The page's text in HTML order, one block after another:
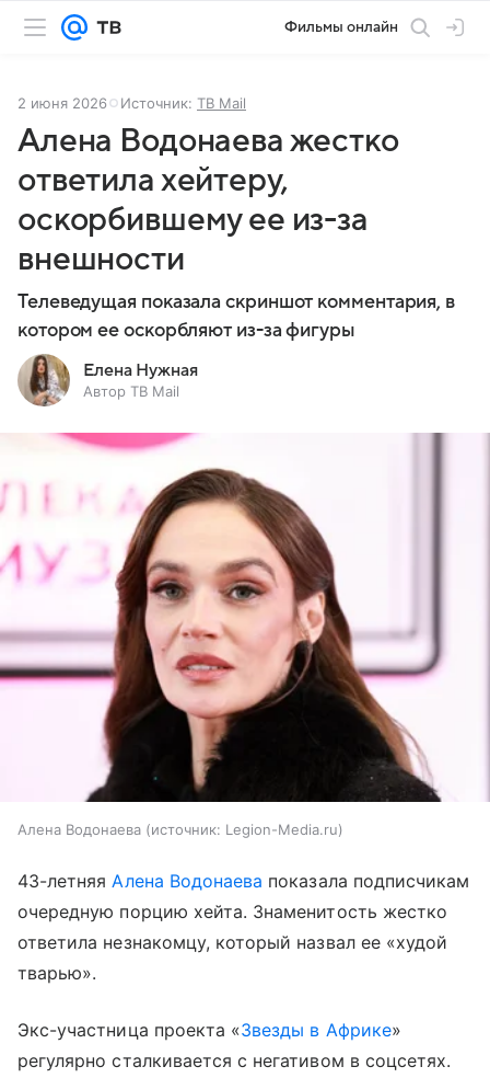
Фильмы онлайн
2 июня 2026 Источник: ТВ Mail
Алена Водонаева жестко
ответила хейтеру,
оскорбившему ее из-за
внешности
Телеведущая показала скриншот комментария, в
котором ее оскорбляют из-за фигуры
Елена Нужная
Автор ТВ Mail
Алена Водонаева источник: Legion-Media.ru
43-летняя Алена Водонаева показала подписчикам
очередную порцию хейта. Знаменитость жестко
ответила незнакомцу, который назвал ее «худой
тварью».
Экс-участница проекта «Звезды в Африке»
регулярно сталкивается с негативом в соцсетях.